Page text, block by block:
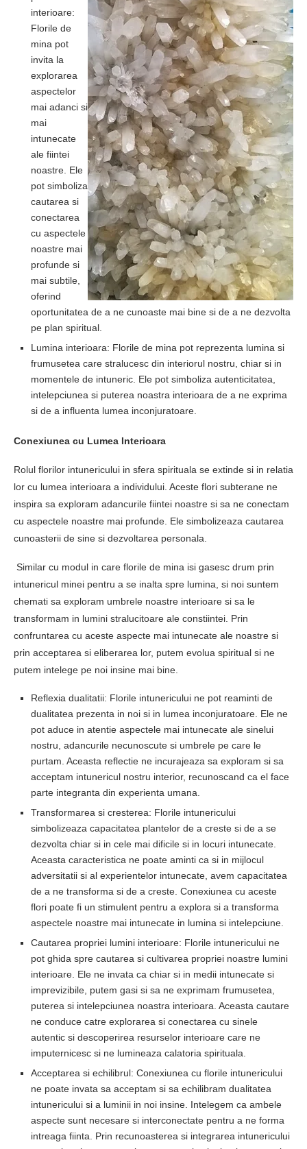
interioare:
Florile de
mina pot
invita la
explorarea
aspectelor
mai adanci si
mai
intunecate
ale fiintei
noastre. Ele
pot simboliza
cautarea si
conectarea
cu aspectele
noastre mai
profunde si
mai subtile,
oferind
oportunitatea de a ne cunoaste mai bine si de a ne dezvolta
pe plan spiritual.
Lumina interioara: Florile de mina pot reprezenta lumina si
frumusetea care stralucesc din interiorul nostru, chiar si in
momentele de intuneric. Ele pot simboliza autenticitatea,
intelepciunea si puterea noastra interioara de a ne exprima
si de a influenta lumea inconjuratoare.
Conexiunea cu Lumea Interioara
Rolul florilor intunericului in sfera spirituala se extinde si in relatia
lor cu lumea interioara a individului. Aceste flori subterane ne
inspira sa exploram adancurile fiintei noastre si sa ne conectam
cu aspectele noastre mai profunde. Ele simbolizeaza cautarea
cunoasterii de sine si dezvoltarea personala.
Similar cu modul in care florile de mina isi gasesc drum prin
intunericul minei pentru a se inalta spre lumina, si noi suntem
chemati sa exploram umbrele noastre interioare si sa le
transformam in lumini stralucitoare ale constiintei. Prin
confruntarea cu aceste aspecte mai intunecate ale noastre si
prin acceptarea si eliberarea lor, putem evolua spiritual si ne
putem intelege pe noi insine mai bine.
Reflexia dualitatii: Florile intunericului ne pot reaminti de
dualitatea prezenta in noi si in lumea inconjuratoare. Ele ne
pot aduce in atentie aspectele mai intunecate ale sinelui
nostru, adancurile necunoscute si umbrele pe care le
purtam. Aceasta reflectie ne incurajeaza sa exploram si sa
acceptam intunericul nostru interior, recunoscand ca el face
parte integranta din experienta umana.
Transformarea si cresterea: Florile intunericului
simbolizeaza capacitatea plantelor de a creste si de a se
dezvolta chiar si in cele mai dificile si in locuri intunecate.
Aceasta caracteristica ne poate aminti ca si in mijlocul
adversitatii si al experientelor intunecate, avem capacitatea
de a ne transforma si de a creste. Conexiunea cu aceste
flori poate fi un stimulent pentru a explora si a transforma
aspectele noastre mai intunecate in lumina si intelepciune.
Cautarea propriei lumini interioare: Florile intunericului ne
pot ghida spre cautarea si cultivarea propriei noastre lumini
interioare. Ele ne invata ca chiar si in medii intunecate si
imprevizibile, putem gasi si sa ne exprimam frumusetea,
puterea si intelepciunea noastra interioara. Aceasta cautare
ne conduce catre explorarea si conectarea cu sinele
autentic si descoperirea resurselor interioare care ne
imputernicesc si ne lumineaza calatoria spirituala.
Acceptarea si echilibrul: Conexiunea cu florile intunericului
ne poate invata sa acceptam si sa echilibram dualitatea
intunericului si a luminii in noi insine. Intelegem ca ambele
aspecte sunt necesare si interconectate pentru a ne forma
intreaga fiinta. Prin recunoasterea si integrarea intunericului